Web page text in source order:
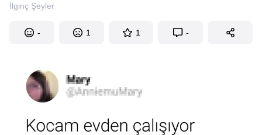
İlginç Şeyler
- 1 1 -